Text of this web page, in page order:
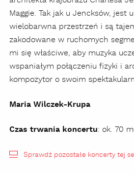
Maggie. Tak jak u Jencksów, jest
wielobarwna przestrzeń i są
zakodowane w ruchomych
mi się właściwe, aby muzyka
wspaniałym połączeniu fizyki i
kompozytor o swoim
Maria Wilczek-Krupa
Czas trwania koncertu: ok. 70
Sprawdź pozostałe koncerty tej